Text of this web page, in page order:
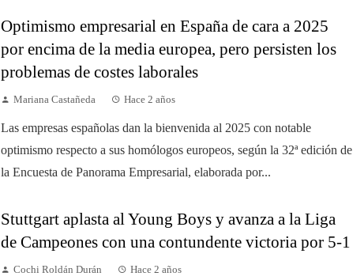
Optimismo empresarial en España de cara a 2025
por encima de la media europea, pero persisten los
problemas de costes laborales
Mariana Castañeda Hace 2 años
Las empresas españolas dan la bienvenida al 2025 con notable
optimismo respecto a sus homólogos europeos, según la 32ª edición de
la Encuesta de Panorama Empresarial, elaborada por...
Stuttgart aplasta al Young Boys y avanza a la Liga
de Campeones con una contundente victoria por 5-1
Cochi Roldán Durán Hace 2 años